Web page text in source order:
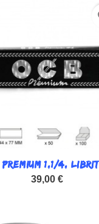
Vista rápida
1,1/4,
39,00 €